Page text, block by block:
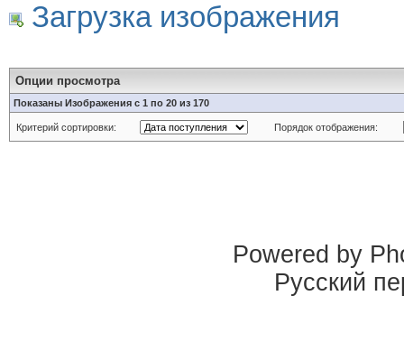
Загрузка изображения
Опции просмотра
Показаны Изображения с 1 по 20 из 170
Критерий сортировки: Порядок отображения:
Powered by
Русский